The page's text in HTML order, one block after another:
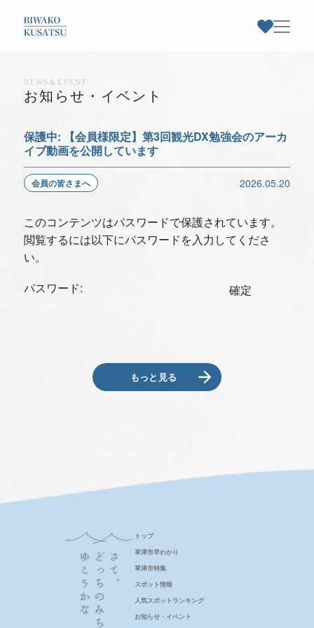
NEWS＆EVENT
お知らせ・ イベント
保護中: 【会員様限定】第3回観光DX勉強会のアーカ
イブ動画を公開しています
会員の皆さまへ 2026.05.20
このコンテンツはパスワードで保護されています。
閲覧するには以下にパスワードを入力してくださ
い。
パスワード:
もっと見る
トップ
草津市早わかり
草津市特集
スポット情報
人気スポットランキング
お知らせ・イベント
お気に入りスポット一覧
スポットはありません
草津市早わかり
スポット情報
お知らせ・イベント
デジタルパンフレット
バス駐車場予約について
事業者の皆さま(会員・旅行会社など)へ